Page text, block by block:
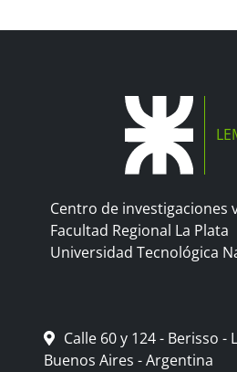
Centro de investigaciones
Facultad Regional La Plata
Universidad Tecnológica
Calle 60 y 124 - Berisso -
Buenos Aires - Argentina